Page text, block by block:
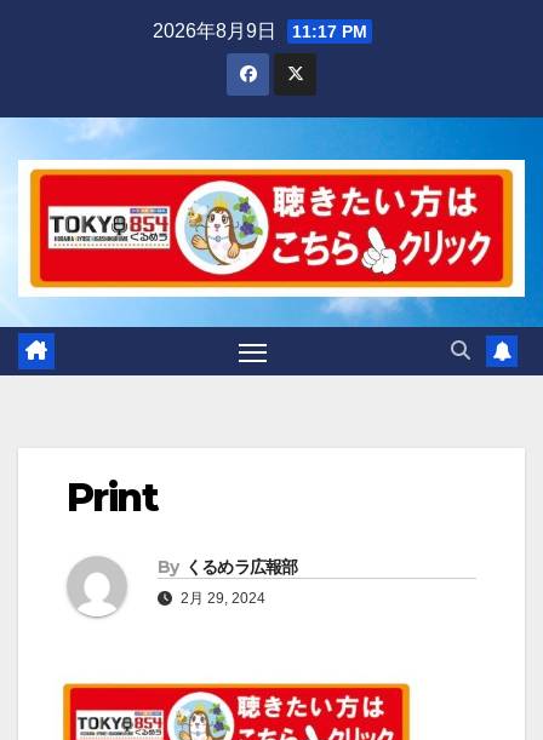
2026年8月9日 11:17 PM
Print
By くるめラ広報部
2月 29, 2024